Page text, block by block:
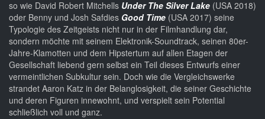
so wie David Robert Mitchells Under The Silver Lake (USA 2018)
oder Benny und Josh Safdies Good Time (USA 2017) seine
Typologie des Zeitgeists nicht nur in der Filmhandlung dar,
sondern möchte mit seinem Elektronik-Soundtrack, seinen 80er-
Jahre-Klamotten und dem Hipstertum auf allen Etagen der
Gesellschaft liebend gern selbst ein Teil dieses Entwurfs einer
vermeintlichen Subkultur sein. Doch wie die Vergleichswerke
strandet Aaron Katz in der Belanglosigkeit, die seiner Geschichte
und deren Figuren innewohnt, und verspielt sein Potential
schließlich voll und ganz.